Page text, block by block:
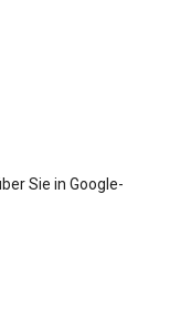
Sie in Google-